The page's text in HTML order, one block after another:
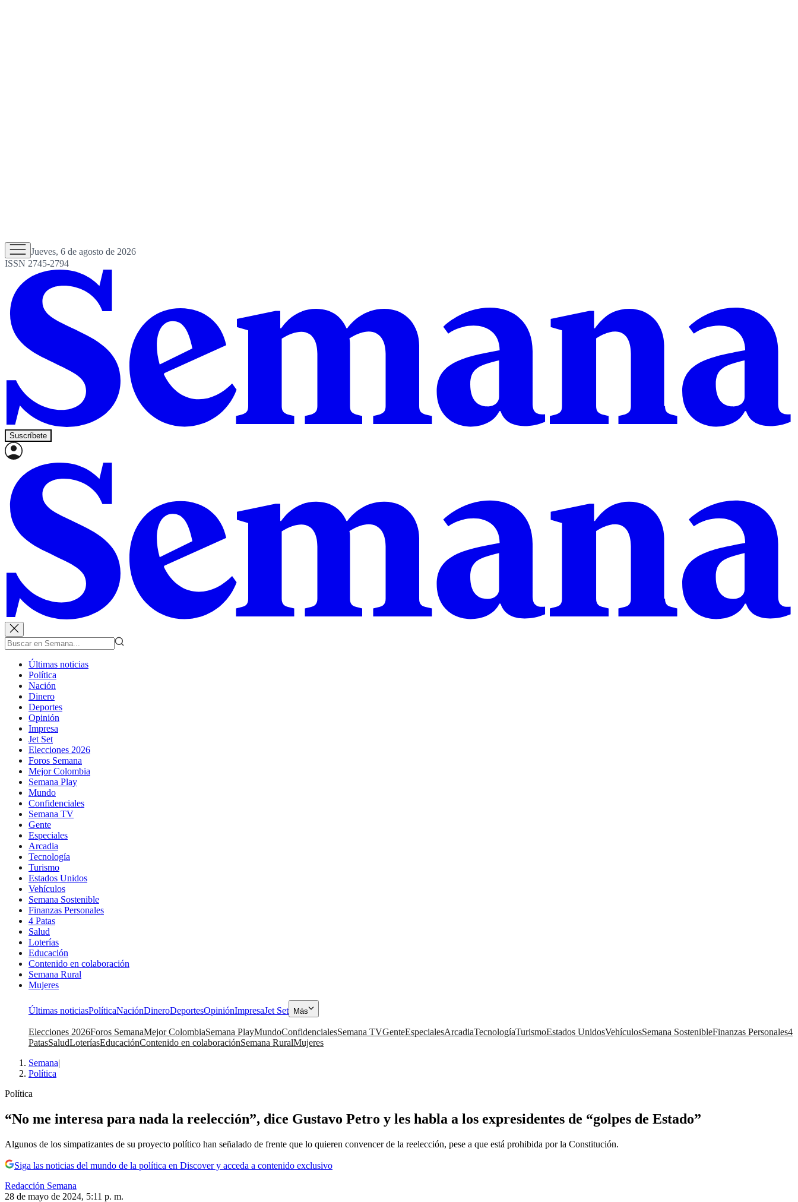
Jueves, 6 de agosto de 2026
ISSN 2745-2794
Suscríbete
Últimas noticias
Política
Nación
Dinero
Deportes
Opinión
Impresa
Jet Set
Elecciones 2026
Foros Semana
Mejor Colombia
Semana Play
Mundo
Confidenciales
Semana TV
Gente
Especiales
Arcadia
Tecnología
Turismo
Estados Unidos
Vehículos
Semana Sostenible
Finanzas Personales
4 Patas
Salud
Loterías
Educación
Contenido en colaboración
Semana Rural
Mujeres
Últimas noticiasPolíticaNaciónDineroDeportesOpiniónImpresaJet Set Más
Elecciones 2026Foros SemanaMejor ColombiaSemana PlayMundoConfidencialesSemana TVGenteEspecialesArcadiaTecnologíaTurismoEstados UnidosVehículosSemana SostenibleFinanzas Personales4
PatasSaludLoteríasEducaciónContenido en colaboraciónSemana RuralMujeres
Semana|
Política
Política
“No me interesa para nada la reelección”, dice Gustavo Petro y les habla a los expresidentes de “golpes de Estado”
Algunos de los simpatizantes de su proyecto político han señalado de frente que lo quieren convencer de la reelección, pese a que está prohibida por la Constitución.
Siga las noticias del mundo de la política en Discover y acceda a contenido exclusivo
Redacción Semana
28 de mayo de 2024, 5:11 p. m.